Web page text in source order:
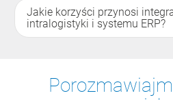
Jakie korzyści przynosi
intralogistyki i systemu ERP?